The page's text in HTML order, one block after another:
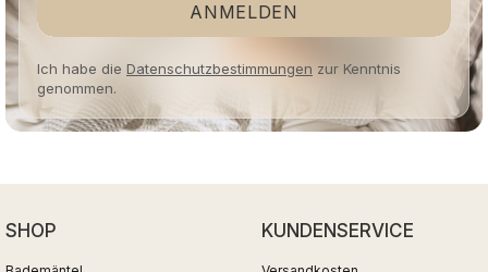
ANMELDEN
Ich habe die Datenschutzbestimmungen zur Kenntnis
genommen.
SHOP KUNDENSERVICE